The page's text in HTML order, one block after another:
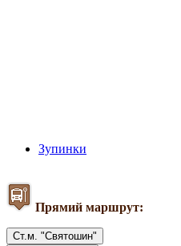
Зупинки
Прямий маршрут:
Ст.м. "Святошин"